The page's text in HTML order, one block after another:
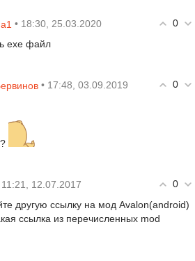
0
• 18:30, 25.03.2020
ехе файл
0
• 17:48, 03.09.2019
0
11:21, 12.07.2017
другую ссылку на мод Avalon(android)
ссылка из перечисленных mod